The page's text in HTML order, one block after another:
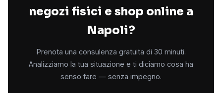
negozi fisici e shop online a
Napoli?
Prenota una consulenza gratuita di 30 minuti.
Analizziamo la tua situazione e ti diciamo cosa ha
senso fare — senza impegno.